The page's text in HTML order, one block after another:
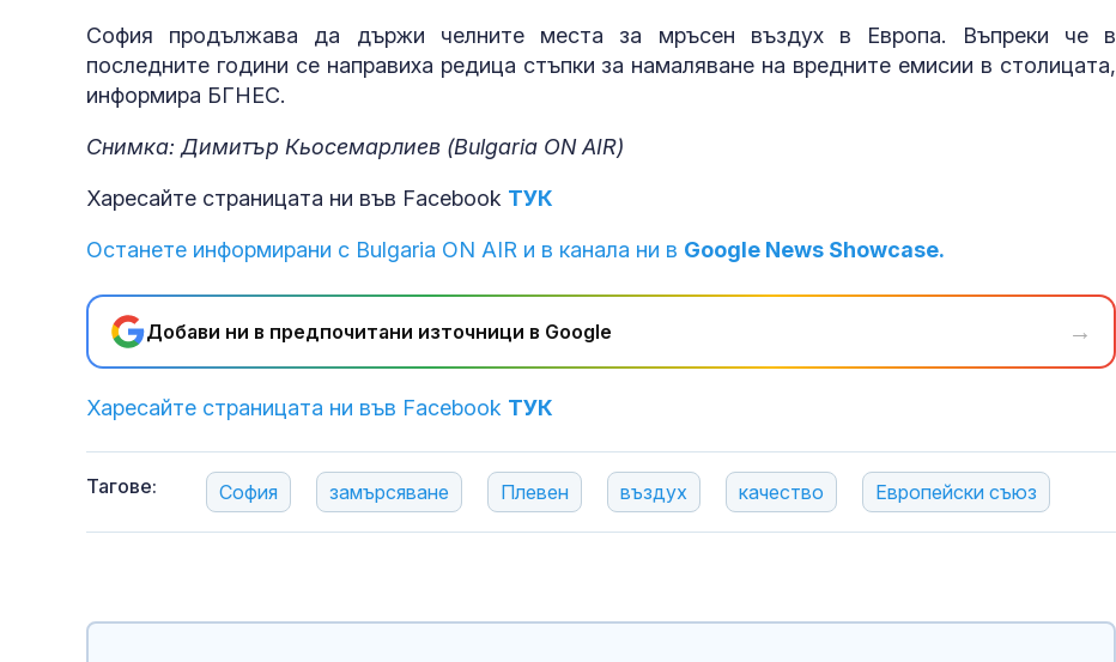
София продължава да държи челните места за мръсен въздух в Европа. Въпреки че в
последните години се направиха редица стъпки за намаляване на вредните емисии в столицата,
информира БГНЕС.
Снимка: Димитър Кьосемарлиев (Bulgaria ON AIR)
Харесайте страницата ни във Facebook ТУК
Останете информирани с Bulgaria ON AIR и в канала ни в Google News Showcase.
Добави ни в предпочитани източници в Google →
Харесайте страницата ни във Facebook ТУК
Тагове: София замърсяване Плевен въздух качество Европейски съюз
шампионка на троен
скок